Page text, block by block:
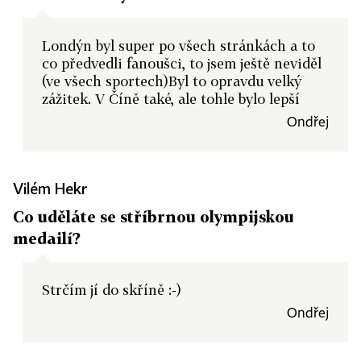
Londýn byl super po všech stránkách a to
co předvedli fanoušci, to jsem ještě neviděl
(ve všech sportech)Byl to opravdu velký
zážitek. V Číně také, ale tohle bylo lepší
Ondřej
Vilém Hekr
Co uděláte se stříbrnou olympijskou
medailí?
Strčím jí do skříně :-)
Ondřej